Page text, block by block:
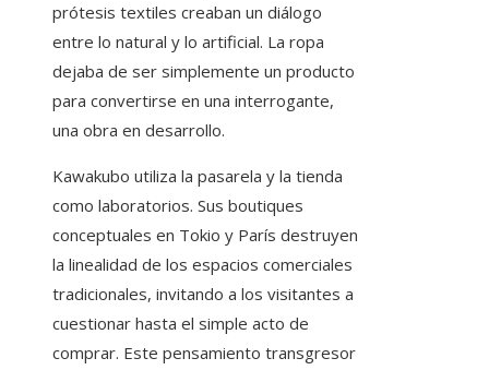
prótesis textiles creaban un diálogo
entre lo natural y lo artificial. La ropa
dejaba de ser simplemente un producto
para convertirse en una interrogante,
una obra en desarrollo.
Kawakubo utiliza la pasarela y la tienda
como laboratorios. Sus boutiques
conceptuales en Tokio y París destruyen
la linealidad de los espacios comerciales
tradicionales, invitando a los visitantes a
cuestionar hasta el simple acto de
comprar. Este pensamiento transgresor